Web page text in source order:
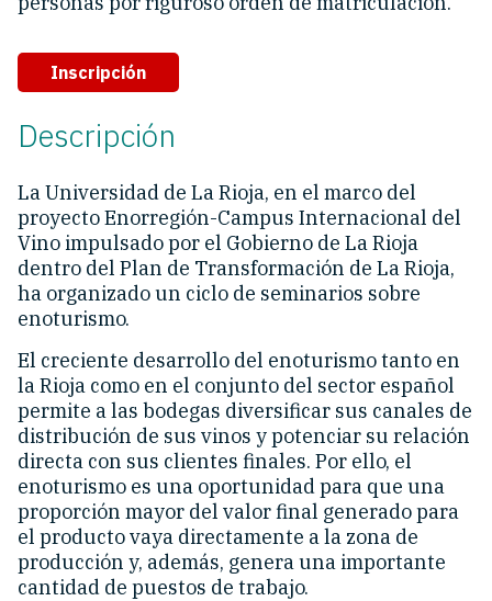
Inscripción
Descripción
La Universidad de La Rioja, en el marco del
proyecto Enorregión-Campus Internacional del
Vino impulsado por el Gobierno de La Rioja
dentro del Plan de Transformación de La Rioja,
ha organizado un ciclo de seminarios sobre
enoturismo.
El creciente desarrollo del enoturismo tanto en
la Rioja como en el conjunto del sector español
permite a las bodegas diversificar sus canales de
distribución de sus vinos y potenciar su relación
directa con sus clientes finales. Por ello, el
enoturismo es una oportunidad para que una
proporción mayor del valor final generado para
el producto vaya directamente a la zona de
producción y, además, genera una importante
cantidad de puestos de trabajo.